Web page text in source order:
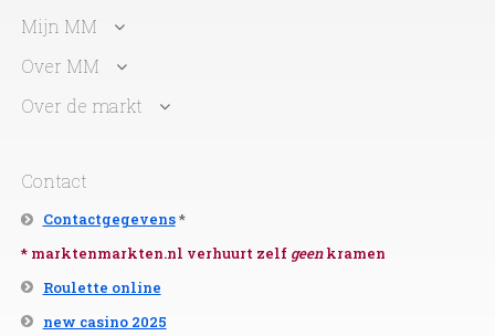
Mijn MM
Over MM
Over de markt
Contact
Contactgegevens*
* marktenmarkten.nl verhuurt zelf geenkramen
Roulette online
new casino 2025